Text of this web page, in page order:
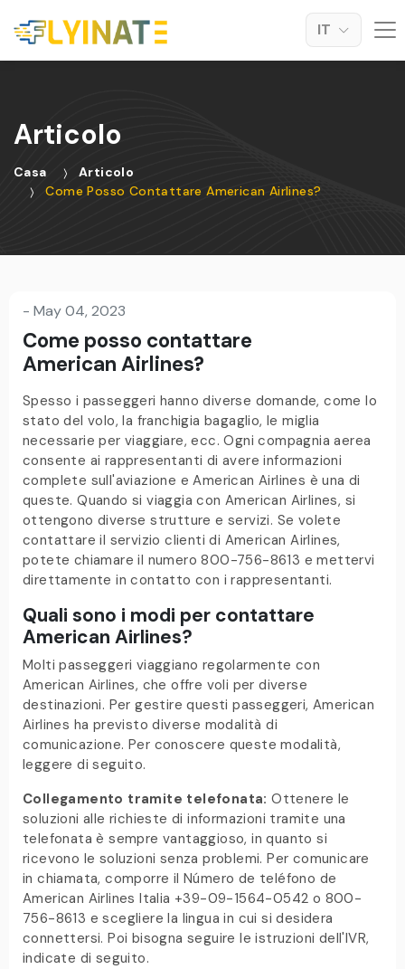
IT
Articolo
Casa
Articolo
Come Posso Contattare American Airlines?
- May 04, 2023
Come posso contattare
American Airlines?
Spesso i passeggeri hanno diverse domande, come lo
stato del volo, la franchigia bagaglio, le miglia
necessarie per viaggiare, ecc. Ogni compagnia aerea
consente ai rappresentanti di avere informazioni
complete sull'aviazione e American Airlines è una di
queste. Quando si viaggia con American Airlines, si
ottengono diverse strutture e servizi. Se volete
contattare il servizio clienti di American Airlines,
potete chiamare il numero 800-756-8613 e mettervi
direttamente in contatto con i rappresentanti.
Quali sono i modi per contattare
American Airlines?
Molti passeggeri viaggiano regolarmente con
American Airlines, che offre voli per diverse
destinazioni. Per gestire questi passeggeri, American
Airlines ha previsto diverse modalità di
comunicazione. Per conoscere queste modalità,
leggere di seguito.
Collegamento tramite telefonata: Ottenere le
soluzioni alle richieste di informazioni tramite una
telefonata è sempre vantaggioso, in quanto si
ricevono le soluzioni senza problemi. Per comunicare
in chiamata, comporre il Número de teléfono de
American Airlines Italia +39-09-1564-0542 o 800-
756-8613 e scegliere la lingua in cui si desidera
connettersi. Poi bisogna seguire le istruzioni dell'IVR,
indicate di seguito.